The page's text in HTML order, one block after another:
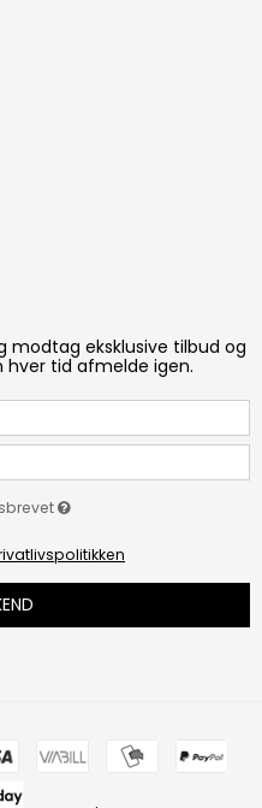
modtag eksklusive tilbud og
hver tid afmelde igen.